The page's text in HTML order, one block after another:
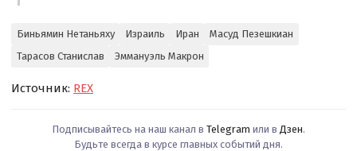
Биньямин Нетаньяху Израиль Иран
Масуд Пезешкиан
Тарасов Станислав
Эммануэль Макрон
Источник: REX
Подписывайтесь на наш канал в Telegram или в Дзен.
Будьте всегда в курсе главных событий дня.